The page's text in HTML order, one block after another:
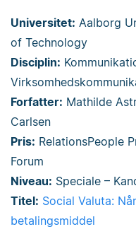
Universitet: Aalborg
of Technology
Disciplin:
Forfatter: Mathilde
Carlsen
Pris: RelationsPeople
Forum
Niveau: Speciale –
Titel: Social Valuta:
betalingsmiddel